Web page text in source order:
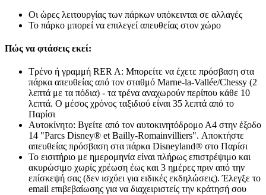
Οι ώρες λειτουργίας των πάρκων υπόκεινται σε αλλαγές
Το πάρκο μπορεί να επιλεγεί απευθείας στον χώρο
Πώς να φτάσεις εκεί:
Τρένο ή γραμμή RER A: Μπορείτε να έχετε πρόσβαση στα
πάρκα απευθείας από τον σταθμό Marne-la-Vallée/Chessy (2
λεπτά με τα πόδια) - τα τρένα αναχωρούν περίπου κάθε 10
λεπτά. Ο μέσος χρόνος ταξιδιού είναι 35 λεπτά από το
Παρίσι
Αυτοκίνητο: Βγείτε από τον αυτοκινητόδρομο Α4 στην έξοδο
14 "Parcs Disney® et Bailly-Romainvilliers". Αποκτήστε
απευθείας πρόσβαση στα πάρκα Disneyland® στο Παρίσι
Το εισιτήριο με ημερομηνία είναι πλήρως επιστρέψιμο και
ακυρώσιμο χωρίς χρέωση έως και 3 ημέρες πριν από την
επίσκεψή σας (δεν ισχύει για ειδικές εκδηλώσεις). Έλεγξε το
email επιβεβαίωσης για να διαχειριστείς την κράτησή σου